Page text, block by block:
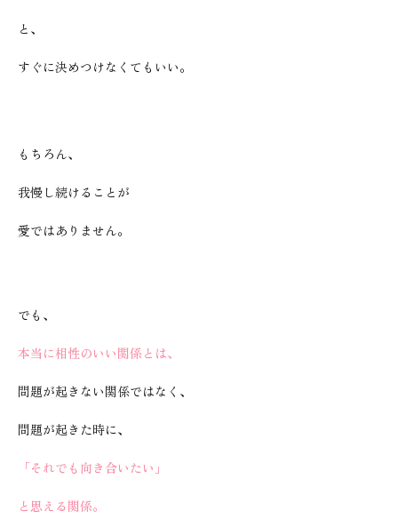
と、
すぐに決めつけなくてもいい。
もちろん、
我慢し続けることが
愛ではありません。
でも、
本当に相性のいい関係とは、
問題が起きない関係ではなく、
問題が起きた時に、
「それでも向き合いたい」
と思える関係。